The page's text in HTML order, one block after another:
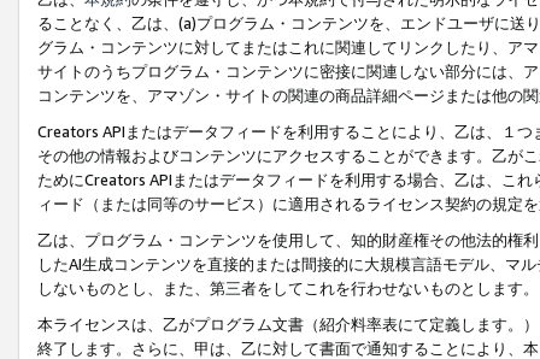
ることなく、乙は、(a)プログラム・コンテンツを、エンドユーザに
グラム・コンテンツに対してまたはこれに関連してリンクしたり、ア
サイトのうちプログラム・コンテンツに密接に関連しない部分には、
コンテンツを、アマゾン・サイトの関連の商品詳細ページまたは他の
Creators APIまたはデータフィードを利用することにより、乙は、１
その他の情報およびコンテンツにアクセスすることができます。乙が
ためにCreators APIまたはデータフィードを利用する場合、乙は、こ
ィード（または同等のサービス）に適用されるライセンス契約の規定
乙は、プログラム・コンテンツを使用して、知的財産権その他法的権
したAI生成コンテンツを直接的または間接的に大規模言語モデル、マ
しないものとし、また、第三者をしてこれを行わせないものとします。
本ライセンスは、乙がプログラム文書（紹介料率表にて定義します。
終了します。さらに、甲は、乙に対して書面で通知することにより、